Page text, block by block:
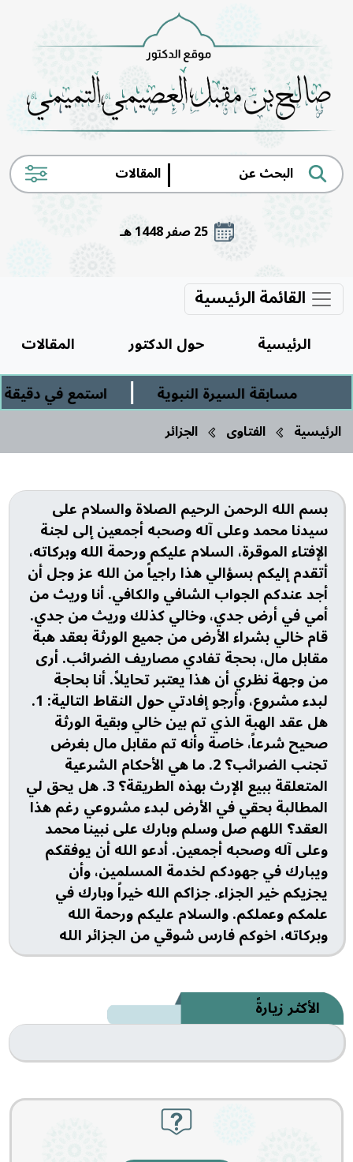
|
25 صفر 1448 هـ
القائمة الرئيسية
الرئيسية حول الدكتور
المقالات
مسابقة السيرة النبوية
| استمع في دقيقة
الرئيسية الفتاوى الجزائر
الأكثر زيارةً
بسم الله الرحمن الرحيم الصلاة والسلام على
سيدنا محمد وعلى آله وصحبه أجمعين إلى لجنة
الإفتاء الموقرة، السلام عليكم ورحمة الله وبركاته،
أتقدم إليكم بسؤالي هذا راجياً من الله عز وجل أن
أجد عندكم الجواب الشافي والكافي. أنا وريث من
أمي في أرض جدي، وخالي كذلك وريث من جدي.
قام خالي بشراء الأرض من جميع الورثة بعقد هبة
مقابل مال، بحجة تفادي مصاريف الضرائب. أرى
من وجهة نظري أن هذا يعتبر تحايلاً. أنا بحاجة
لبدء مشروع، وأرجو إفادتي حول النقاط التالية: 1.
هل عقد الهبة الذي تم بين خالي وبقية الورثة
صحيح شرعاً، خاصة وأنه تم مقابل مال بغرض
تجنب الضرائب؟ 2. ما هي الأحكام الشرعية
المتعلقة ببيع الإرث بهذه الطريقة؟ 3. هل يحق لي
المطالبة بحقي في الأرض لبدء مشروعي رغم هذا
العقد؟ اللهم صل وسلم وبارك على نبينا محمد
وعلى آله وصحبه أجمعين. أدعو الله أن يوفقكم
ويبارك في جهودكم لخدمة المسلمين، وأن
يجزيكم خير الجزاء. جزاكم الله خيراً وبارك في
علمكم وعملكم. والسلام عليكم ورحمة الله
وبركاته، اخوكم فارس شوقي من الجزائر الله